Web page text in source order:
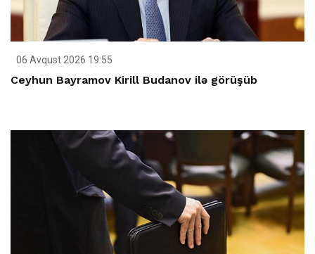
06 Avqust 2026 19:55
Ceyhun Bayramov Kirill Budanov ilə görüşüb